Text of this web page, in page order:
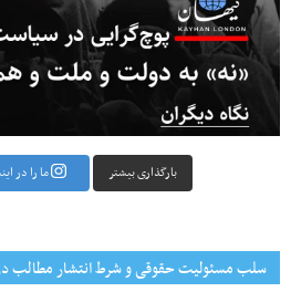
بارگذاری بیشتر ما را در
سلب مسئولیت حقوقی و شرط انتشار مطالب